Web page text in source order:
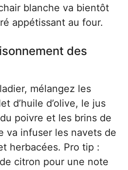
blanche va bientôt
appétissant au four.
des
mélangez les
d’huile d’olive, le jus
poivre et les brins de
va infuser les navets de
herbacées. Pro tip :
citron pour une note